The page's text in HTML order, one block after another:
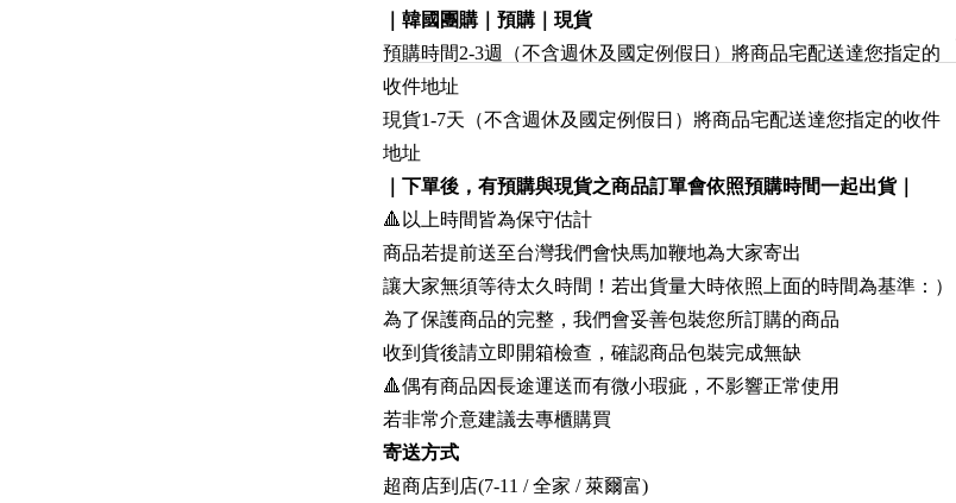
｜韓國團購｜預購｜現貨
預購時間2-3週（不含週休及國定例假日）將商品宅配送達您指定的
收件地址
現貨1-7天（不含週休及國定例假日）將商品宅配送達您指定的收件
地址
｜下單後，有預購與現貨之商品訂單會依照預購時間一起出貨｜
🔺以上時間皆為保守估計
商品若提前送至台灣我們會快馬加鞭地為大家寄出
讓大家無須等待太久時間！若出貨量大時依照上面的時間為基準：）
為了保護商品的完整，我們會妥善包裝您所訂購的商品
收到貨後請立即開箱檢查，確認商品包裝完成無缺
🔺偶有商品因長途運送而有微小瑕疵，不影響正常使用
若非常介意建議去專櫃購買
寄送方式
超商店到店(7-11 / 全家 / 萊爾富)